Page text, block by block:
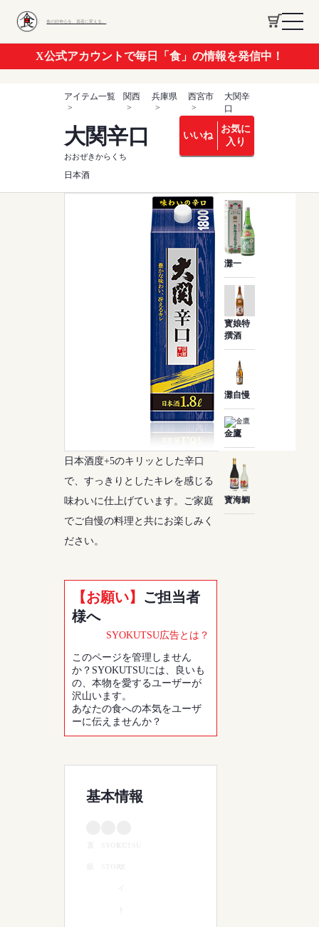
食の好奇心を、資産に変える。
X公式アカウントで毎日「食」の情報を発信中！
アイテム一覧 関西 兵庫県 西宮市
大関辛
口
大関辛口
おおぜきからくち
日本酒
いいね
お気に
入り
日本酒度+5のキリッとした辛口
で、すっきりとしたキレを感じる
味わいに仕上げています。ご家庭
でご自慢の料理と共にお楽しみく
ださい。
【お願い】
ご担当者
様へ
SYOKUTSU広告とは？
このページを管理しません
か？SYOKUTSUには、良いも
の、本物を愛するユーザーが
沢山います。
あなたの食への本気をユーザ
ーに伝えませんか？
基本情報
灘一
寳娘特
撰酒
灘自慢
金鷹
寳海鯛